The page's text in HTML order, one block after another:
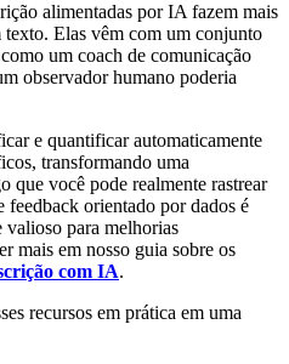
alimentadas por IA fazem mais
texto. Elas vêm com um conjunto
um coach de comunicação
observador humano poderia
e quantificar automaticamente
transformando uma
que você pode realmente rastrear
feedback orientado por dados é
para melhorias
mais em nosso guia sobre os
com IA.
recursos em prática em uma